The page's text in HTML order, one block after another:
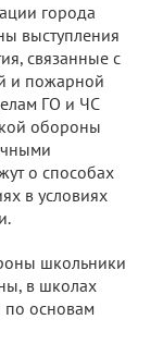
города
выступления
связанные с
и пожарной
ГО и ЧС
обороны
о способах
в условиях
школьники
в школах
по основам